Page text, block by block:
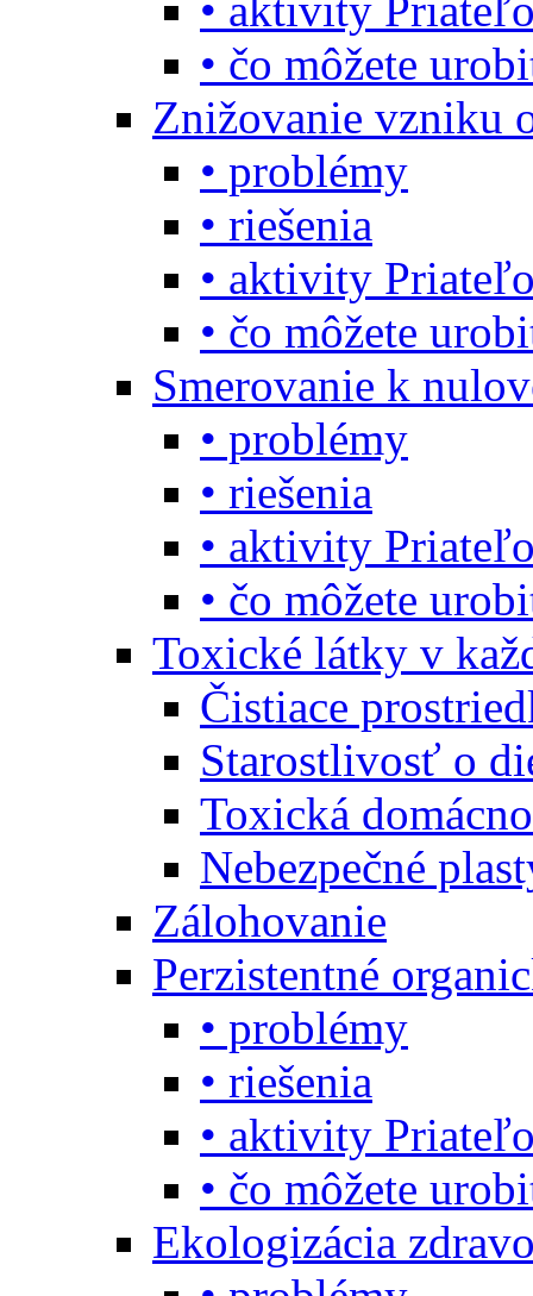
• čo môžete
Znižovanie vzniku
• problémy
• riešenia
• aktivity
• čo môžete
Smerovanie k
• problémy
• riešenia
• aktivity
• čo môžete
Toxické látky v
Čistiace
Starostlivosť o
Toxická
Nebezpečné
Zálohovanie
Perzistentné
• problémy
• riešenia
• aktivity
• čo môžete
Ekologizácia